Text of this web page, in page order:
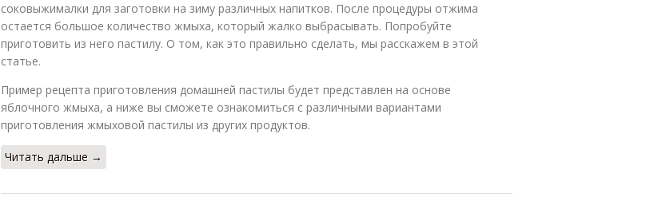
соковыжималки для заготовки на зиму различных напитков. После процедуры отжима
остается большое количество жмыха, который жалко выбрасывать. Попробуйте
приготовить из него пастилу. О том, как это правильно сделать, мы расскажем в этой
статье.
Пример рецепта приготовления домашней пастилы будет представлен на основе
яблочного жмыха, а ниже вы сможете ознакомиться с различными вариантами
приготовления жмыховой пастилы из других продуктов.
Читать дальше →